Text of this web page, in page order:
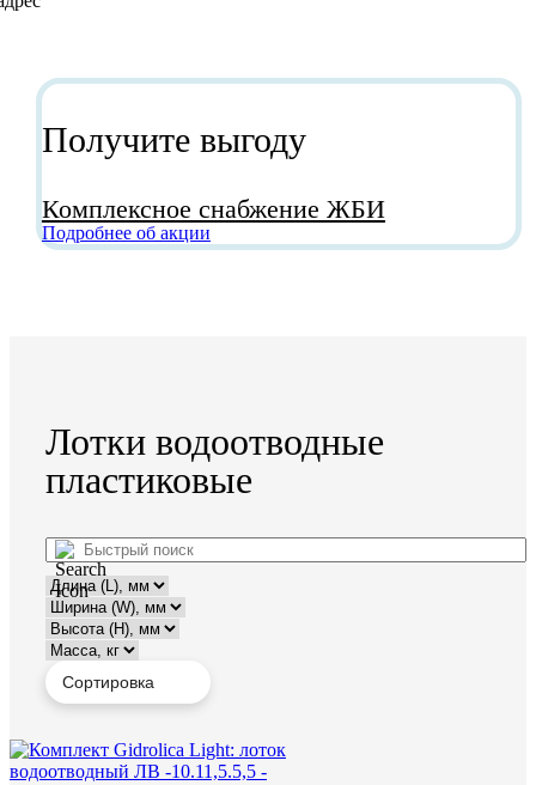
Получите выгоду
Комплексное снабжение ЖБИ
Подробнее об акции
Лотки водоотводные
пластиковые